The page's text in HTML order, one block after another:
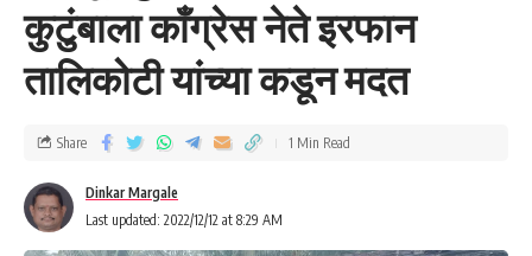
कुटुंबाला काँग्रेस नेते इरफान
तालिकोटी यांच्या कडून मदत
Last updated: 2022/12/12 at 8:29 AM
Dinkar Margale
Share 1 Min Read